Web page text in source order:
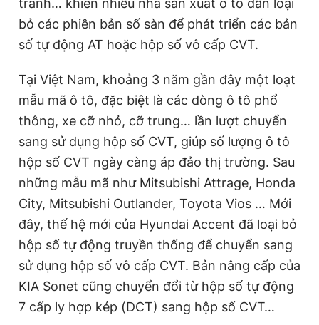
Đọc Thanh Niên trên điện thoại
Theo dõi báo trên
Hotline
0906 645 777
Liên hệ quảng cáo
0908 780 404
Đặt báo Quảng cáo RSS Tòa soạn Chính sách bảo
Tổng biên tập: Nguyễn Ngọc Toàn
Phó tổng biên tập thường trực: Hải Thành
Phó tổng biên tập: Lâm Hiếu Dũng
Phó tổng biên tập: Trần Việt Hưng
Tổng thư ký tòa soạn: Đức Trung
Giấy phép xuất bản số 110/GP - BTTTT cấp ngày 24.3.2020
© 2003-2026 Bản quyền thuộc về Báo Thanh Niên. Cấm sao
tranh… khiến nhiều nhà sản xuất ô tô dần loại
bỏ các phiên bản số sàn để phát triển các bản
số tự động AT hoặc hộp số vô cấp CVT.
Tại Việt Nam, khoảng 3 năm gần đây một loạt
mẫu mã ô tô, đặc biệt là các dòng ô tô phổ
thông, xe cỡ nhỏ, cỡ trung… lần lượt chuyển
sang sử dụng hộp số CVT, giúp số lượng ô tô
hộp số CVT ngày càng áp đảo thị trường. Sau
những mẫu mã như Mitsubishi Attrage, Honda
City, Mitsubishi Outlander, Toyota Vios … Mới
đây, thế hệ mới của Hyundai Accent đã loại bỏ
hộp số tự động truyền thống để chuyển sang
sử dụng hộp số vô cấp CVT. Bản nâng cấp của
KIA Sonet cũng chuyển đổi từ hộp số tự động
7 cấp ly hợp kép (DCT) sang hộp số CVT…